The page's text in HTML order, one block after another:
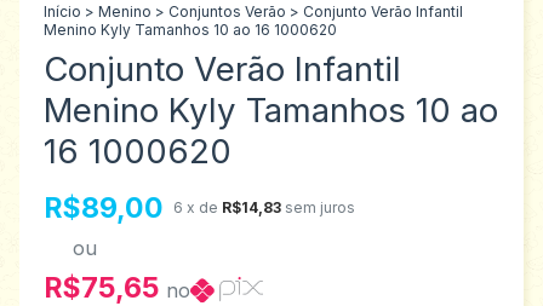
Início > Menino > Conjuntos Verão > Conjunto Verão Infantil
Menino Kyly Tamanhos 10 ao 16 1000620
Conjunto Verão Infantil
Menino Kyly Tamanhos 10 ao
16 1000620
R$89,00 6 x de R$14,83 sem juros
ou
R$75,65 no